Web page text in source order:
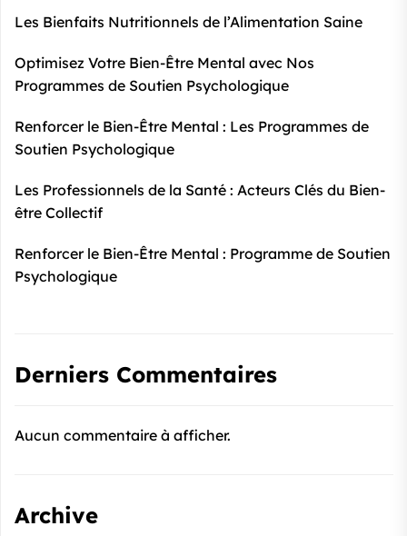
Les Bienfaits Nutritionnels de l’Alimentation Saine
Optimisez Votre Bien-Être Mental avec Nos
Programmes de Soutien Psychologique
Renforcer le Bien-Être Mental : Les Programmes de
Soutien Psychologique
Les Professionnels de la Santé : Acteurs Clés du Bien-
être Collectif
Renforcer le Bien-Être Mental : Programme de Soutien
Psychologique
Derniers Commentaires
Aucun commentaire à afficher.
Archive